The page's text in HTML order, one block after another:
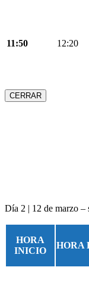
11:50 12:20
CERRAR
Día 2 | 12 de marzo –
HORA
INICIO
HORA